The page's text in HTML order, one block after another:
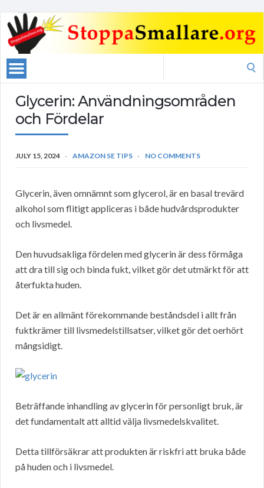
Glycerin: Användningsområden
och Fördelar
JULY 15, 2024 AMAZON SE TIPS NO COMMENTS
Glycerin, även omnämnt som glycerol, är en basal trevärd
alkohol som flitigt appliceras i både hudvårdsprodukter
och livsmedel.
Den huvudsakliga fördelen med glycerin är dess förmåga
att dra till sig och binda fukt, vilket gör det utmärkt för att
återfukta huden.
Det är en allmänt förekommande beståndsdel i allt från
fuktkrämer till livsmedelstillsatser, vilket gör det oerhört
mångsidigt.
Beträffande inhandling av glycerin för personligt bruk, är
det fundamentalt att alltid välja livsmedelskvalitet.
Detta tillförsäkrar att produkten är riskfri att bruka både
på huden och i livsmedel.